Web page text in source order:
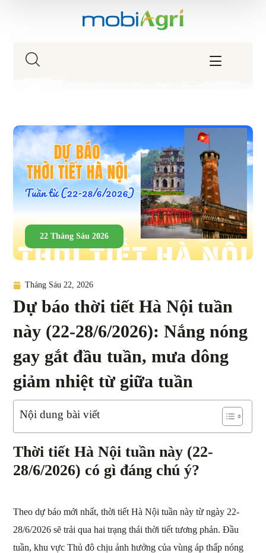
22 Tháng Sáu 2026
Tháng Sáu 22, 2026
Dự báo thời tiết Hà Nội tuần
này (22-28/6/2026): Nắng nóng
gay gắt đầu tuần, mưa dông
giảm nhiệt từ giữa tuần
Nội dung bài viết
Thời tiết Hà Nội tuần này (22-
28/6/2026) có gì đáng chú ý?
Theo dự báo mới nhất, thời tiết Hà Nội tuần này từ ngày 22-
28/6/2026 sẽ trải qua hai trạng thái thời tiết tương phản. Đầu
tuần, khu vực Thủ đô chịu ảnh hưởng của vùng áp thấp nóng